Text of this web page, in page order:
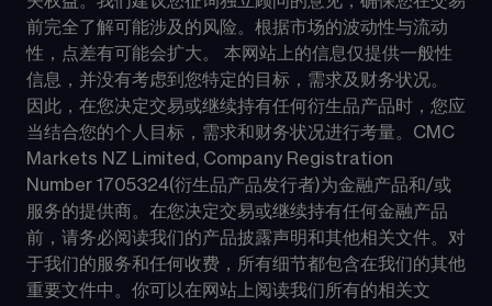
前完全了解可能涉及的风险。根据市场的波动性与流动
性，点差有可能会扩大。 本网站上的信息仅提供一般性
信息，并没有考虑到您特定的目标，需求及财务状况。
因此，在您决定交易或继续持有任何衍生品产品时，您应
当结合您的个人目标，需求和财务状况进行考量。CMC
Markets NZ Limited, Company Registration
Number 1705324(衍生品产品发行者)为金融产品和/或
服务的提供商。在您决定交易或继续持有任何金融产品
前，请务必阅读我们的产品披露声明和其他相关文件。对
于我们的服务和任何收费，所有细节都包含在我们的其他
重要文件中。你可以在网站上阅读我们所有的相关文